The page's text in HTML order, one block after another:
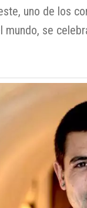
uno de los
mundo, se